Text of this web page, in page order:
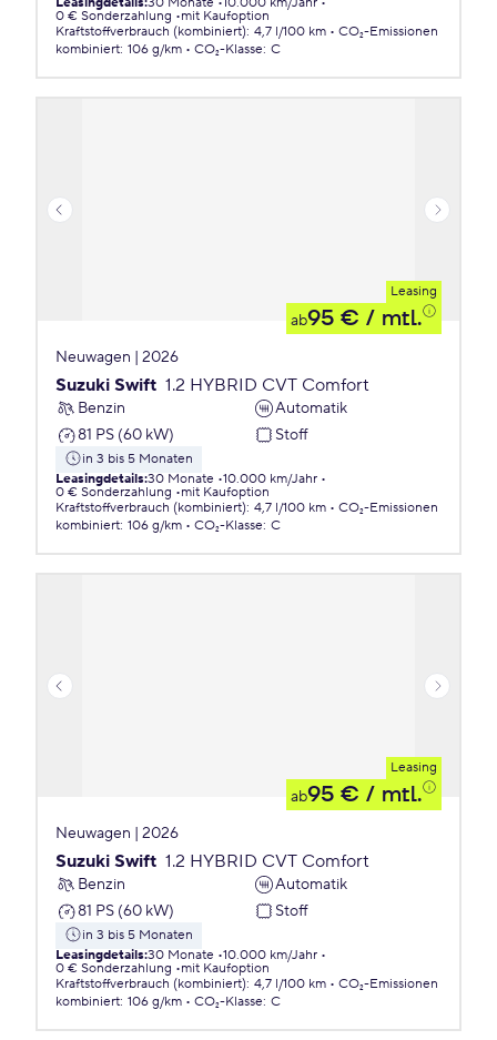
0 € Sonderzahlung
mit Kaufoption
Kraftstoffverbrauch (kombiniert): 4,7 l/100 km
CO₂-Emissionen
kombiniert: 106 g/km CO₂-Klasse: C
Leasing
ab95 € / mtl.
Neuwagen | 2026
Suzuki Swift 1.2 HYBRID CVT Comfort
Benzin
Automatik
81 PS (60 kW)
Stoff
in 3 bis 5 Monaten
Leasingdetails:30 Monate 10.000 km/Jahr
0 € Sonderzahlung
mit Kaufoption
Kraftstoffverbrauch (kombiniert): 4,7 l/100 km
CO₂-Emissionen
kombiniert: 106 g/km CO₂-Klasse: C
Leasing
ab95 € / mtl.
Neuwagen | 2026
Suzuki Swift 1.2 HYBRID CVT Comfort
Benzin
Automatik
81 PS (60 kW)
Stoff
in 3 bis 5 Monaten
Leasingdetails:30 Monate 10.000 km/Jahr
0 € Sonderzahlung
mit Kaufoption
Kraftstoffverbrauch (kombiniert): 4,7 l/100 km
CO₂-Emissionen
kombiniert: 106 g/km CO₂-Klasse: C